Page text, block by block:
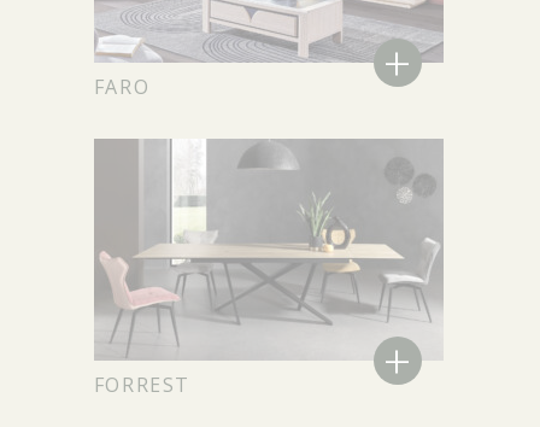
FARO +
FORREST +